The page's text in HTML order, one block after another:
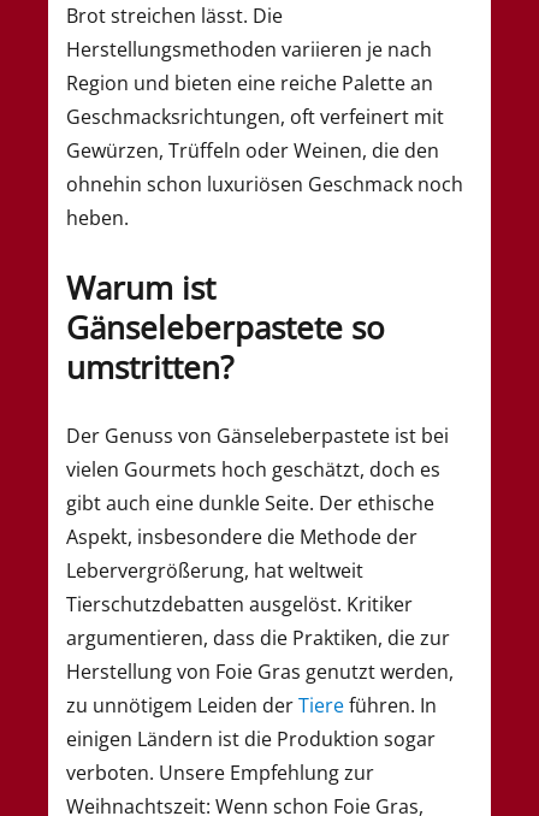
Brot streichen lässt. Die
Herstellungsmethoden variieren je nach
Region und bieten eine reiche Palette an
Geschmacksrichtungen, oft verfeinert mit
Gewürzen, Trüffeln oder Weinen, die den
ohnehin schon luxuriösen Geschmack noch
heben.
Warum ist
Gänseleberpastete so
umstritten?
Der Genuss von Gänseleberpastete ist bei
vielen Gourmets hoch geschätzt, doch es
gibt auch eine dunkle Seite. Der ethische
Aspekt, insbesondere die Methode der
Lebervergrößerung, hat weltweit
Tierschutzdebatten ausgelöst. Kritiker
argumentieren, dass die Praktiken, die zur
Herstellung von Foie Gras genutzt werden,
zu unnötigem Leiden derTiereführen. In
einigen Ländern ist die Produktion sogar
verboten. Unsere Empfehlung zur
Weihnachtszeit: Wenn schon Foie Gras,